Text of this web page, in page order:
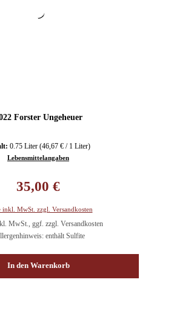
Forster Ungeheuer
0.75 Liter (46,67 € / 1 Liter)
Lebensmittelangaben
35,00 €
inkl. MwSt. zzgl. Versandkosten
MwSt., ggf. zzgl. Versandkosten
enthält Sulfite
In den Warenkorb